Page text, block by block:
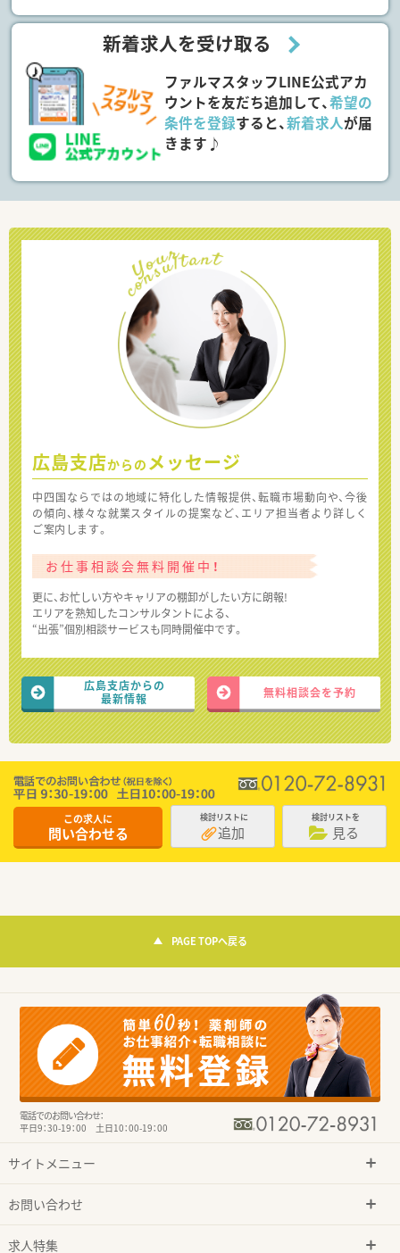
新着求人を受け取る
ファルマスタッフLINE公式アカ
ウントを友だち追加して、希望の
条件を登録すると、新着求人が届
きます♪
広島支店からの メッセージ
中四国ならではの地域に特化した情報提供、転職市場動向や、今後
の傾向、様々な就業スタイルの提案など、エリア担当者より詳しく
ご案内します。
お仕事相談会無料開催中！
更に、お忙しい方やキャリアの棚卸がしたい方に朗報!
エリアを熟知したコンサルタントによる、
“出張”個別相談サービスも同時開催中です。
広島支店からの
最新情報
無料相談会を予約
この求人に
問い合わせる
検討リストに
追加
検討リストを
見る
PAGE TOPへ戻る
電話でのお問い合わせ：
平日9：30-19：00 土日10：00-19：00
サイトメニュー
お問い合わせ
求人特集